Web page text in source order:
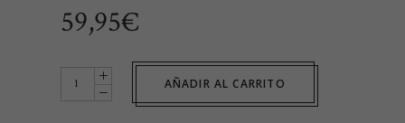
59,95€
Juego
AÑADIR AL CARRITO